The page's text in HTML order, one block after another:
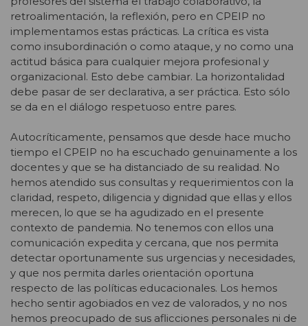
retroalimentación, la reflexión, pero en CPEIP no
implementamos estas prácticas. La crítica es vista
como insubordinación o como ataque, y no como una
actitud básica para cualquier mejora profesional y
organizacional. Esto debe cambiar. La horizontalidad
debe pasar de ser declarativa, a ser práctica. Esto sólo
se da en el diálogo respetuoso entre pares.
Autocríticamente, pensamos que desde hace mucho
tiempo el CPEIP no ha escuchado genuinamente a los
docentes y que se ha distanciado de su realidad. No
hemos atendido sus consultas y requerimientos con la
claridad, respeto, diligencia y dignidad que ellas y ellos
merecen, lo que se ha agudizado en el presente
contexto de pandemia. No tenemos con ellos una
comunicación expedita y cercana, que nos permita
detectar oportunamente sus urgencias y necesidades,
y que nos permita darles orientación oportuna
respecto de las políticas educacionales. Los hemos
hecho sentir agobiados en vez de valorados, y no nos
hemos preocupado de sus aflicciones personales ni de